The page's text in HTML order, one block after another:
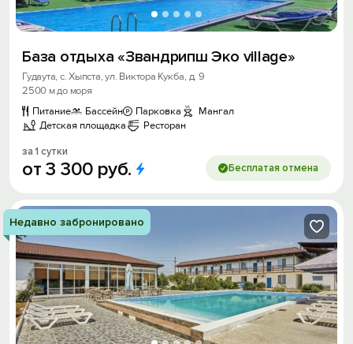
База отдыха «Звандрипш Эко village»
Гудаута, с. Хыпста, ул. Виктора Кукба, д. 9
2500 м до моря
Питание
Бассейн Парковка
Мангал
Детская площадка
Ресторан
за 1 сутки
от3 300 руб. Бесплатая отмена
Недавно забронировано